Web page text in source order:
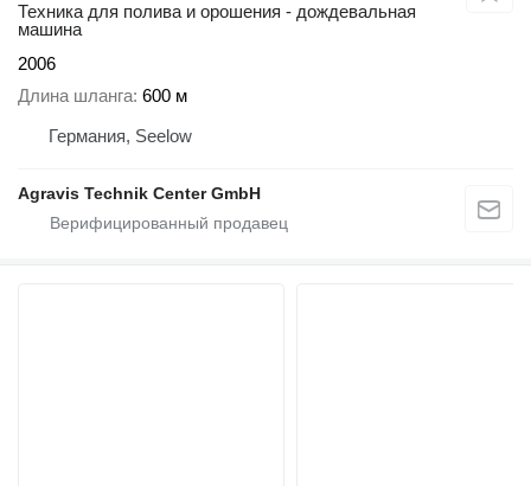
Техника для полива и орошения - дождевальная
машина
2006
Длина шланга 600 м
Германия, Seelow
Agravis Technik Center GmbH